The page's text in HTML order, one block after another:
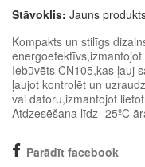
Stāvoklis: Jauns
Kompakts un stilīgs
Iebūvēts CN105,kas ļauj
ļaujot kontrolēt un
vai datoru,izmantojot
Atdzesēšana līdz -25ºC
Parādīt facebook